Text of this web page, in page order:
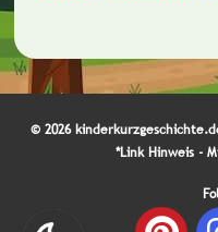
© 2026
*Link Hinweis-